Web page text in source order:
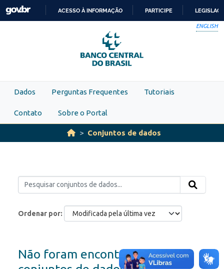
Skip to main content
PARA
O
CONTEÚDO
ACESSO À INFORMAÇÃO PARTICIPE
ENGLISH
Dados Perguntas Frequentes Tutoriais
Contato Sobre o Portal
Conjuntos de dados
Ordenar por
Não foram encontrados